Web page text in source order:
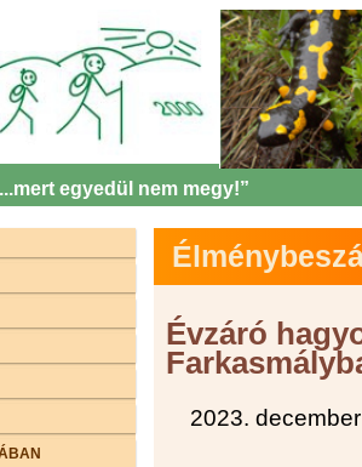
egyedül nem megy!”
Évzáró
2023.